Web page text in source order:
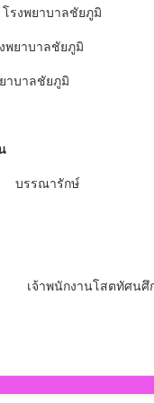
รงพยาบาลชัยภูมิ
พยาบาลชัยภูมิ
าบาลชัยภูมิ
รรณารักษ์
เจ้าพนักงานโสตทัศนศึ